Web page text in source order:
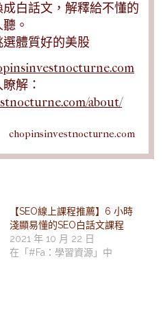
白話文，解釋給不懂的
聽。
體質好的美股
解：
about/
chopinsinvestnocturne.com
【SEO線上課程推薦】6 小時
淺顯易懂的SEO白話文課程
2021 年 10 月 22 日
在「#Fa：學習資源」中